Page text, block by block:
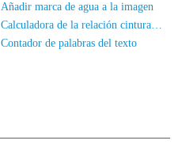
Añadir marca de agua a la imagen
Calculadora de la relación cintura-altura
Contador de palabras del texto